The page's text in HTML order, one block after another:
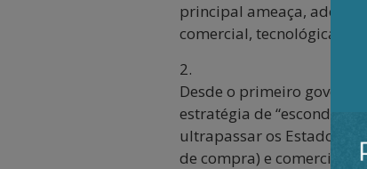
principal ameaça,
comercial, tecnológica,
2.
Desde o primeiro
estratégia de “esconder a
ultrapassar os Estados
de compra) e comerciais